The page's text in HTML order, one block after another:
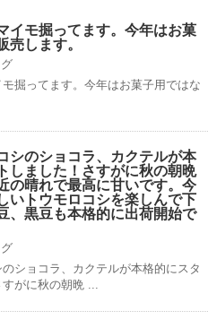
イモ掘ってます。今年はお菓
売します。
掘ってます。今年はお菓子用ではな
シのショコラ、カクテルが本
しました！さすがに秋の朝晩
の晴れで最高に甘いです。今
いトウモロコシを楽しんで下
、黒豆も本格的に出荷開始で
ショコラ、カクテルが本格的にスタ
がに秋の朝晩 ...